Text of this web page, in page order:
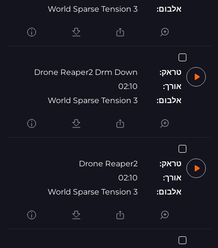
אלבום:
World Sparse Tension 3
טראק:
Drone Reaper2 Drm Down
אורך:
02:10
אלבום:
World Sparse Tension 3
טראק:
Drone Reaper2
אורך:
02:10
אלבום:
World Sparse Tension 3